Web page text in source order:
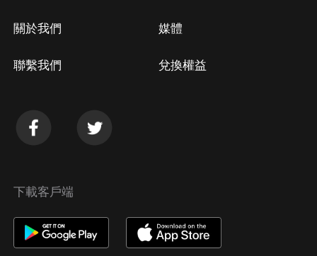
關於我們
聯繫我們
媒體
兌換權益
下載客戶端